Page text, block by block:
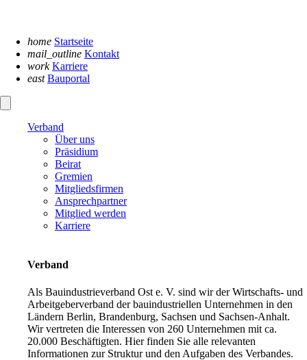
home Startseite
mail_outline Kontakt
work Karriere
east Bauportal
Verband
Über uns
Präsidium
Beirat
Gremien
Mitgliedsfirmen
Ansprechpartner
Mitglied werden
Karriere
Verband
Als Bauindustrieverband Ost e. V. sind wir der Wirtschafts- und
Arbeitgeberverband der bauindustriellen Unternehmen in den
Ländern Berlin, Brandenburg, Sachsen und Sachsen-Anhalt.
Wir vertreten die Interessen von 260 Unternehmen mit ca.
20.000 Beschäftigten. Hier finden Sie alle relevanten
Informationen zur Struktur und den Aufgaben des Verbandes.